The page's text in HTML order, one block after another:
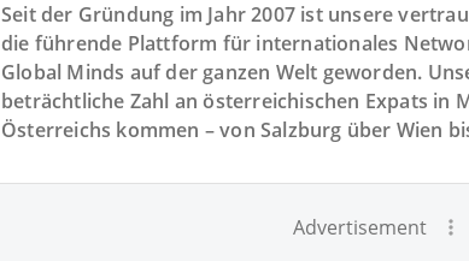
Seit der Gründung im Jahr 2007 ist unsere
die führende Plattform für internationales
Global Minds auf der ganzen Welt geworden.
beträchtliche Zahl an österreichischen Expats in
Österreichs kommen – von Salzburg über Wien
Advertisement